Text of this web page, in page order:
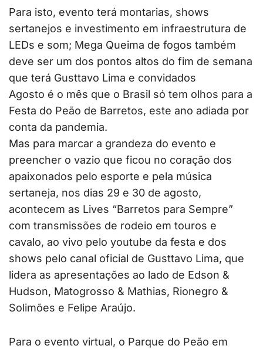
Para isto, evento terá montarias, shows
sertanejos e investimento em infraestrutura de
LEDs e som; Mega Queima de fogos também
deve ser um dos pontos altos do fim de semana
que terá Gusttavo Lima e convidados
Agosto é o mês que o Brasil só tem olhos para a
Festa do Peão de Barretos, este ano adiada por
conta da pandemia.
Mas para marcar a grandeza do evento e
preencher o vazio que ficou no coração dos
apaixonados pelo esporte e pela música
sertaneja, nos dias 29 e 30 de agosto,
acontecem as Lives “Barretos para Sempre”
com transmissões de rodeio em touros e
cavalo, ao vivo pelo youtube da festa e dos
shows pelo canal oficial de Gusttavo Lima, que
lidera as apresentações ao lado de Edson &
Hudson, Matogrosso & Mathias, Rionegro &
Solimões e Felipe Araújo.
Para o evento virtual, o Parque do Peão em